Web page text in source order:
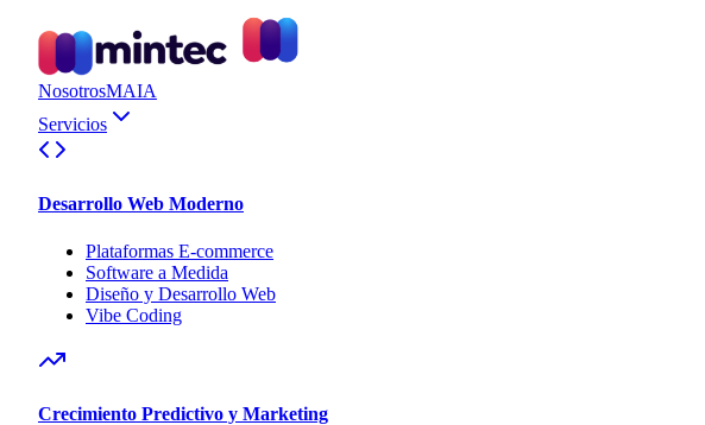
NosotrosMAIA
Servicios
Desarrollo Web Moderno
Plataformas E-commerce
Software a Medida
Diseño y Desarrollo Web
Vibe Coding
Crecimiento Predictivo y Marketing